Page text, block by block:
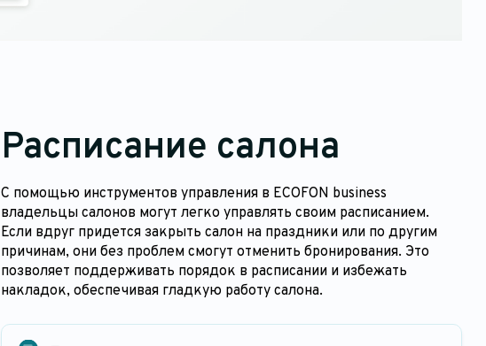
Расписание салона
С помощью инструментов управления в ECOFON business
владельцы салонов могут легко управлять своим расписанием.
Если вдруг придется закрыть салон на праздники или по другим
причинам, они без проблем смогут отменить бронирования. Это
позволяет поддерживать порядок в расписании и избежать
накладок, обеспечивая гладкую работу салона.